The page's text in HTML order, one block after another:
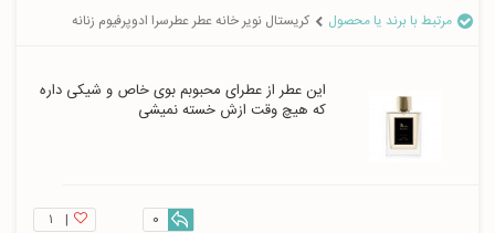
مرتبط با برند یا محصول کریستال نویر خانه عطر عطرسرا ادوپرفیوم زنانه
این عطر از عطرای محبوبم بوی خاص و شیکی داره
که هیچ وقت ازش خسته نمیشی
| ۱ 0